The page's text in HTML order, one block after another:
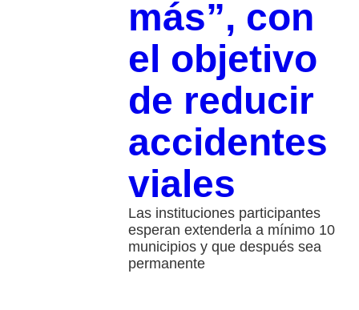
más”, con
el objetivo
de reducir
accidentes
viales
Las instituciones participantes
esperan extenderla a mínimo 10
municipios y que después sea
permanente